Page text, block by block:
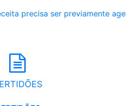
precisa ser previamente